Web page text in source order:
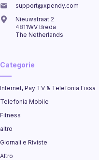
support@xpendy.com
Nieuwstraat 2
4811WV Breda
The Netherlands
Categorie
Internet, Pay TV & Telefonia Fissa
Telefonia Mobile
Fitness
altro
Giornali e Riviste
Altro